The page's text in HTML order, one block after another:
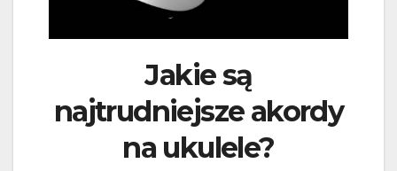
Jakie są
najtrudniejsze akordy
na ukulele?